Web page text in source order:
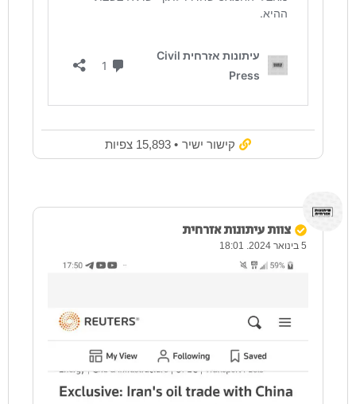
קישור ישיר • 15,893 צפיות
צוות עיתונות אזרחית
5 בינואר 2024. 18:01